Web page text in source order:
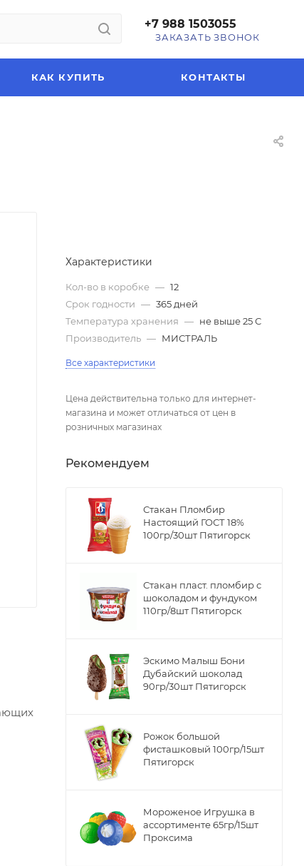
+7 988 1503055
ЗАКАЗАТЬ ЗВОНОК
КАК КУПИТЬ КОНТАКТЫ
Характеристики
Кол-во в коробке — 12
Срок годности — 365 дней
Температура хранения — не выше 25 С
Производитель — МИСТРАЛЬ
Все характеристики
Цена действительна только для интернет-
магазина и может отличаться от цен в
розничных магазинах
Рекомендуем
Стакан Пломбир
Настоящий ГОСТ 18%
100гр/30шт Пятигорск
Стакан пласт. пломбир с
шоколадом и фундуком
110гр/8шт Пятигорск
Эскимо Малыш Бони
Дубайский шоколад
90гр/30шт Пятигорск
Рожок большой
фисташковый 100гр/15шт
Пятигорск
Мороженое Игрушка в
ассортименте 65гр/15шт
Проксима